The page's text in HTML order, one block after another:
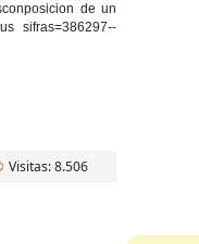
de un
sifras=386297--
Visitas: 8.506